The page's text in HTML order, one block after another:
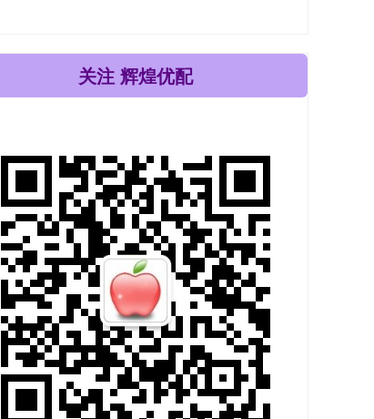
关注 辉煌优配